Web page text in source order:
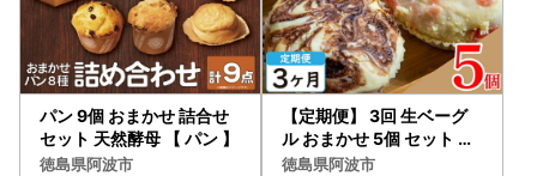
パン 9個 おまかせ 詰合せ
セット 天然酵母 【 パン 】
徳島県阿波市
【定期便】 3回 生ベーグ
ル おまかせ 5個 セット ベ
ーグル
徳島県阿波市